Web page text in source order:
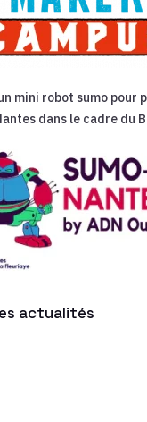
mini robot sumo pour
dans le cadre du
actualités